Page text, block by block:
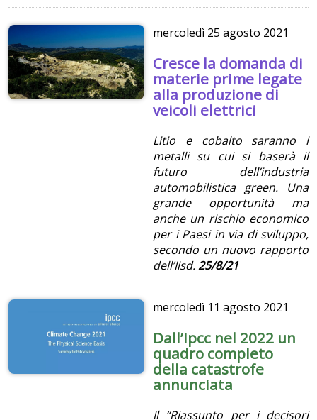
mercoledì 25 agosto 2021
Cresce la domanda di
materie prime legate
alla produzione di
veicoli elettrici
Litio e cobalto saranno i
metalli su cui si baserà il
futuro dell’industria
automobilistica green. Una
grande opportunità ma
anche un rischio economico
per i Paesi in via di sviluppo,
secondo un nuovo rapporto
dell’Iisd.25/8/21
mercoledì 11 agosto 2021
Dall’Ipcc nel 2022 un
quadro completo
della catastrofe
annunciata
Il “Riassunto per i decisori